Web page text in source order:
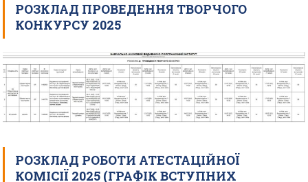
РОЗКЛАД ПРОВЕДЕННЯ ТВОРЧОГО
КОНКУРСУ 2025
РОЗКЛАД РОБОТИ АТЕСТАЦІЙНОЇ
КОМІСІЇ 2025 (ГРАФІК ВСТУПНИХ